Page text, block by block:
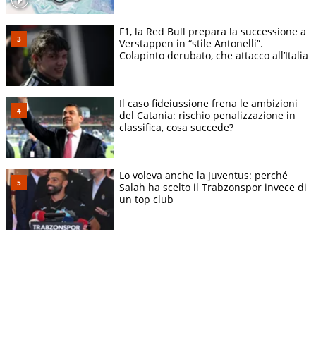
F1, la Red Bull prepara la successione a
Verstappen in “stile Antonelli”.
Colapinto derubato, che attacco all’Italia
Il caso fideiussione frena le ambizioni
del Catania: rischio penalizzazione in
classifica, cosa succede?
Lo voleva anche la Juventus: perché
Salah ha scelto il Trabzonspor invece di
un top club